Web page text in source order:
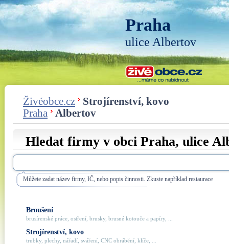
Praha
ulice Albertov
Živéobce.cz
Strojírenství, kovo
Praha
Albertov
Hledat firmy v obci Praha, ulice
Můžete zadat název firmy, IČ, nebo popis činnosti. Zkuste například restaurace
Broušení
brusírenské práce, ostření, brusky, brusné kotouče a papíry, ...
Strojírenství, kovo
trubky, plechy, nářadí, sváření, CNC obrábění, klíče, ...